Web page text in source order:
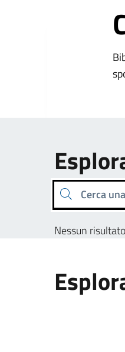
Cerca una parola chiave
Nessun